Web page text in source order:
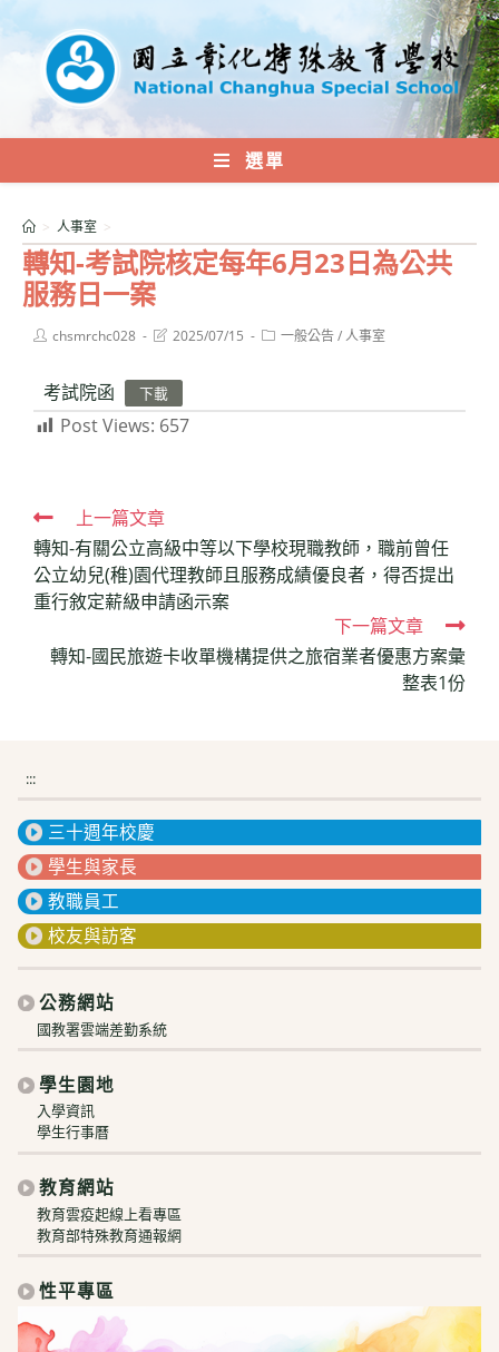
轉
內
選單
轉知-考試院核定每年6月23日為公共
服務日一案
> 人事室 >
Postchsmrchc028
Post2025/07/15
Post一般公告/人事室
考試院函 下載
Post Views: 657
Read
more
articles
上一篇文章
轉知-有關公立高級中等以下學校現職教師，職前曾任
公立幼兒(稚)園代理教師且服務成績優良者，得否提出
重行敘定薪級申請函示案
下一篇文章
轉知-國民旅遊卡收單機構提供之旅宿業者優惠方案彙
整表1份
:::
三十週年校慶
學生與家長
教職員工
校友與訪客
公務網站
國教署雲端差勤系統
學生園地
入學資訊
學生行事曆
教育網站
教育雲疫起線上看專區
教育部特殊教育通報網
性平專區